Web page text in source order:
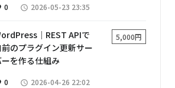
0 access_time 2026-05-23 23:35
APIで
前のプラグイン更新サー
ーを作る仕組み
5,000円
0 access_time 2026-04-26 22:02